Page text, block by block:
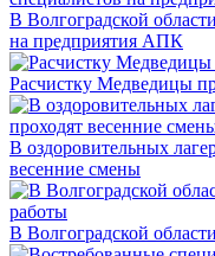
В Волгоградской
на предприятия АПК
Расчистку Медведицы
В оздоровительных
весенние смены
В Волгоградской